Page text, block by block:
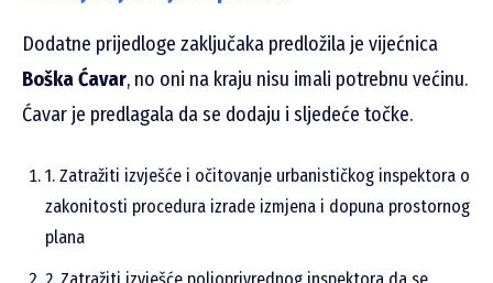
Dodatne prijedloge zaključaka predložila je vijećnica
Boška Ćavar, no oni na kraju nisu imali potrebnu većinu.
Ćavar je predlagala da se dodaju i sljedeće točke.
1. Zatražiti izvješće i očitovanje urbanističkog inspektora o
zakonitosti procedura izrade izmjena i dopuna prostornog
plana